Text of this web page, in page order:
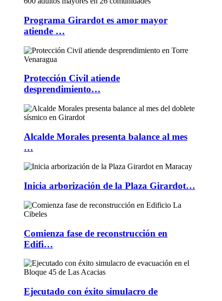
Programa Girardot es amor mayor
atiende …
Protección Civil atiende
desprendimiento…
Alcalde Morales presenta balance al mes
…
Inicia arborización de la Plaza Girardot…
Comienza fase de reconstrucción en
Edifi…
Ejecutado con éxito simulacro de